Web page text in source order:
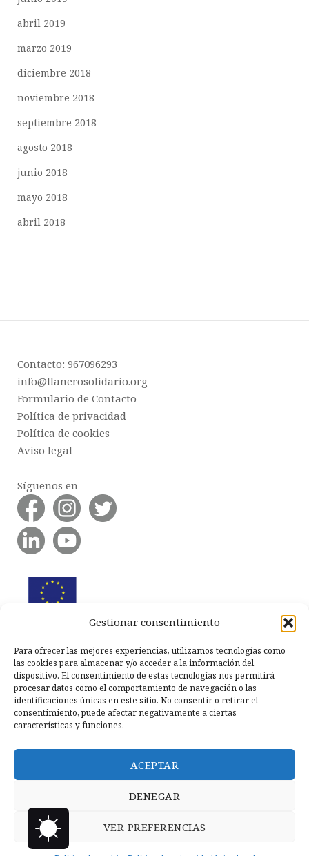
Gestionar consentimiento
Para ofrecer las mejores experiencias, utilizamos tecnologías como
las cookies para almacenar y/o acceder a la información del
dispositivo. El consentimiento de estas tecnologías nos permitirá
procesar datos como el comportamiento de navegación o las
identificaciones únicas en este sitio. No consentir o retirar el
consentimiento, puede afectar negativamente a ciertas
características y funciones.
ACEPTAR
DENEGAR
VER PREFERENCIAS
abril 2019
marzo 2019
diciembre 2018
noviembre 2018
septiembre 2018
agosto 2018
junio 2018
mayo 2018
abril 2018
Contacto: 967096293
info@llanerosolidario.org
Formulario de Contacto
Política de privacidad
Política de cookies
Aviso legal
Síguenos en
Copyright © 2026 Llanero Solidario.
de privacidad